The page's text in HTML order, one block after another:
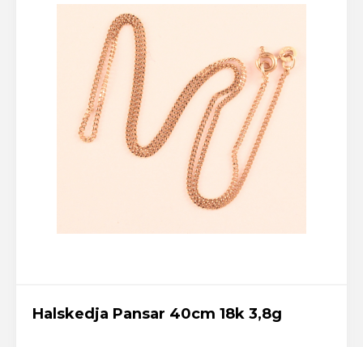
Halskedja Pansar 40cm 18k 3,8g